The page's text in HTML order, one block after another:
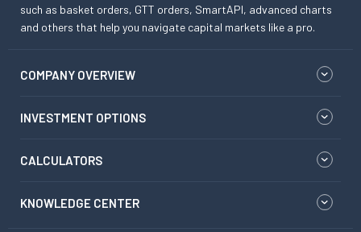
such as basket orders, GTT orders, SmartAPI, advanced charts
and others that help you navigate capital markets like a pro.
COMPANY OVERVIEW
INVESTMENT OPTIONS
CALCULATORS
KNOWLEDGE CENTER